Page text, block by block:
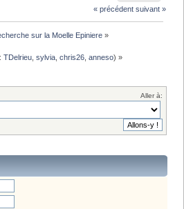
« précédent suivant »
sur la Moelle Epiniere »
TDelrieu ,sylvia ,chris26 ,anneso) »
Aller à: